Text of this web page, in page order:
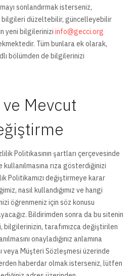
sonlandırmak isterseniz,
bilgileri düzeltebilir, güncelleyebilir
yeni bilgilerinizi info@gecci.org
Tüm bunlara ek olarak,
bölümden de bilgilerinizi
ve Mevcut
Politikasının şartları çerçevesinde
rıza gösterdiğinizi
Politikamızı değiştirmeye karar
nasıl kullandığımız ve hangi
öğrenmeniz için söz konusu
Bildirimden sonra da bu sitenin
bilgilerinizin, tarafımızca değiştirilen
onayladığınız anlamına
Müşteri Sözleşmesi üzerinde
haberdar olmak isterseniz, lütfen